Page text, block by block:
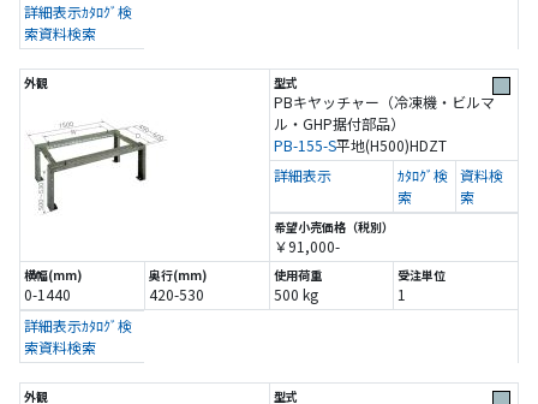
詳細表示ｶﾀﾛｸﾞ検
索資料検索
PBキヤッチャー（冷凍機・ビルマ
ル・GHP据付部品）
PB-155-S平地(H500)HDZT
0-1440 420-530 500 kg 1
￥91,000-
詳細表示
ｶﾀﾛｸﾞ検
索
資料検
索
詳細表示ｶﾀﾛｸﾞ検
索資料検索